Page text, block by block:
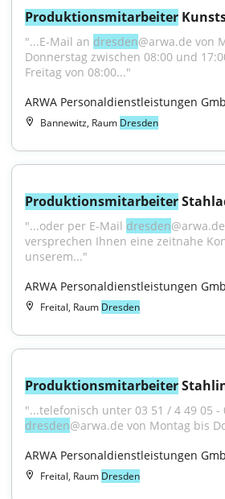
Produktionsmitarbeiter
"...E-Mail an dresden@arwa.de von
Donnerstag zwischen 08:00 und
Freitag von 08:00..."
ARWA Personaldienstleistungen
Bannewitz, Raum Dresden
Produktionsmitarbeiter
"...oder per E-Mail dresden
versprechen Ihnen eine zeitnahe
unserem..."
ARWA Personaldienstleistungen
Freital, Raum Dresden
Produktionsmitarbeiter
dresden@arwa.de von Montag bis
ARWA Personaldienstleistungen
Freital, Raum Dresden